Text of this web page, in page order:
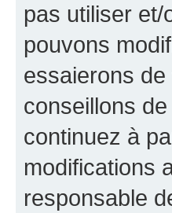
pas utiliser
pouvons
essaierons
conseillons
continuez à
modifications
responsable